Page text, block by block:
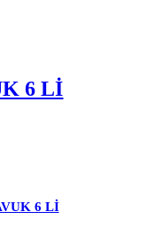
6 Lİ
6 Lİ